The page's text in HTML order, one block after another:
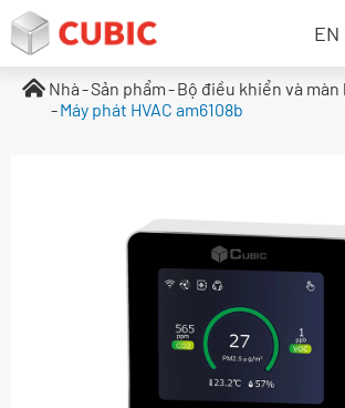
EN
Nhà Sản phẩm
Bộ điều khiển và màn
Máy phát HVAC am6108b